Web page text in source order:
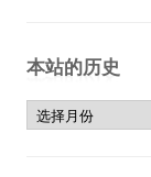
本站的历史
本站的历史